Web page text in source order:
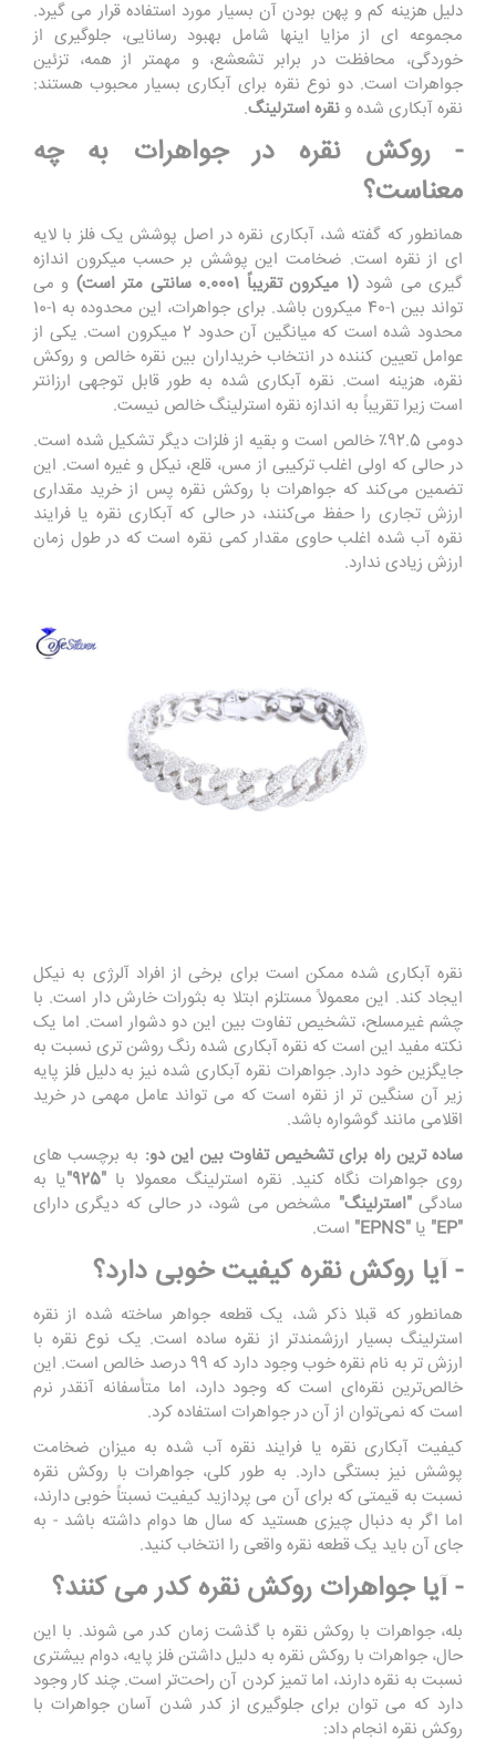
دلیل هزینه کم و پهن بودن آن بسیار مورد استفاده قرار می گیرد.
مجموعه ای از مزایا اینها شامل بهبود رسانایی، جلوگیری از
خوردگی، محافظت در برابر تشعشع، و مهمتر از همه، تزئین
جواهرات است. دو نوع نقره برای آبکاری بسیار محبوب هستند:
نقره آبکاری شده و نقره استرلینگ.
- روکش نقره در جواهرات به چه
معناست؟
همانطور که گفته شد، آبکاری نقره در اصل پوشش یک فلز با لایه
ای از نقره است. ضخامت این پوشش بر حسب میکرون اندازه
گیری می شود(1 میکرون تقریباً 0.0001 سانتی متر است)
و می
تواند بین 1-40 میکرون باشد. برای جواهرات، این محدوده به 1-10
محدود شده است که میانگین آن حدود 2 میکرون است. یکی از
عوامل تعیین کننده در انتخاب خریداران بین نقره خالص و روکش
نقره، هزینه است. نقره آبکاری شده به طور قابل توجهی ارزانتر
است زیرا تقریباً به اندازه نقره استرلینگ خالص نیست.
دومی 92.5٪ خالص است و بقیه از فلزات دیگر تشکیل شده است.
در حالی که اولی اغلب ترکیبی از مس، قلع، نیکل و غیره است. این
تضمین می‌کند که جواهرات با روکش نقره پس از خرید مقداری
ارزش تجاری را حفظ می‌کنند، در حالی که آبکاری نقره یا فرایند
نقره آب شده اغلب حاوی مقدار کمی نقره است که در طول زمان
ارزش زیادی ندارد.
نقره آبکاری شده ممکن است برای برخی از افراد آلرژی به نیکل
ایجاد کند. این معمولاً مستلزم ابتلا به بثورات خارش دار است. با
چشم غیرمسلح، تشخیص تفاوت بین این دو دشوار است. اما یک
نکته مفید این است که نقره آبکاری شده رنگ روشن تری نسبت به
جایگزین خود دارد. جواهرات نقره آبکاری شده نیز به دلیل فلز پایه
زیر آن سنگین تر از نقره است که می تواند عامل مهمی در خرید
اقلامی مانند گوشواره باشد.
ساده ترین راه برای تشخیص تفاوت بین این دو: به برچسب های
روی جواهرات نگاه کنید. نقره استرلینگ معمولا با "925"
یا به
سادگی"استرلینگ" مشخص می شود، در حالی که دیگری دارای
"EP"
یا "EPNS" است.
- آیا روکش نقره کیفیت خوبی دارد؟
همانطور که قبلا ذکر شد، یک قطعه جواهر ساخته شده از نقره
استرلینگ بسیار ارزشمندتر از نقره ساده است. یک نوع نقره با
ارزش تر به نام نقره خوب وجود دارد که 99 درصد خالص است. این
خالص‌ترین نقره‌ای است که وجود دارد، اما متأسفانه آنقدر نرم
است که نمی‌توان از آن در جواهرات استفاده کرد.
کیفیت آبکاری نقره یا فرایند نقره آب شده به میزان ضخامت
پوشش نیز بستگی دارد. به طور کلی، جواهرات با روکش نقره
نسبت به قیمتی که برای آن می پردازید کیفیت نسبتاً خوبی دارند،
اما اگر به دنبال چیزی هستید که سال ها دوام داشته باشد - به
جای آن باید یک قطعه نقره واقعی را انتخاب کنید.
- آیا جواهرات روکش نقره کدر می کنند؟
بله، جواهرات با روکش نقره با گذشت زمان کدر می شوند. با این
حال، جواهرات با روکش نقره به دلیل داشتن فلز پایه، دوام بیشتری
نسبت به نقره دارند، اما تمیز کردن آن راحت‌تر است. چند کار وجود
دارد که می توان برای جلوگیری از کدر شدن آسان جواهرات با
روکش نقره انجام داد: